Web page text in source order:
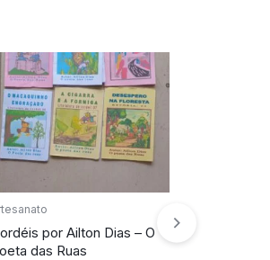
por Ailton Dias – O
das Ruas